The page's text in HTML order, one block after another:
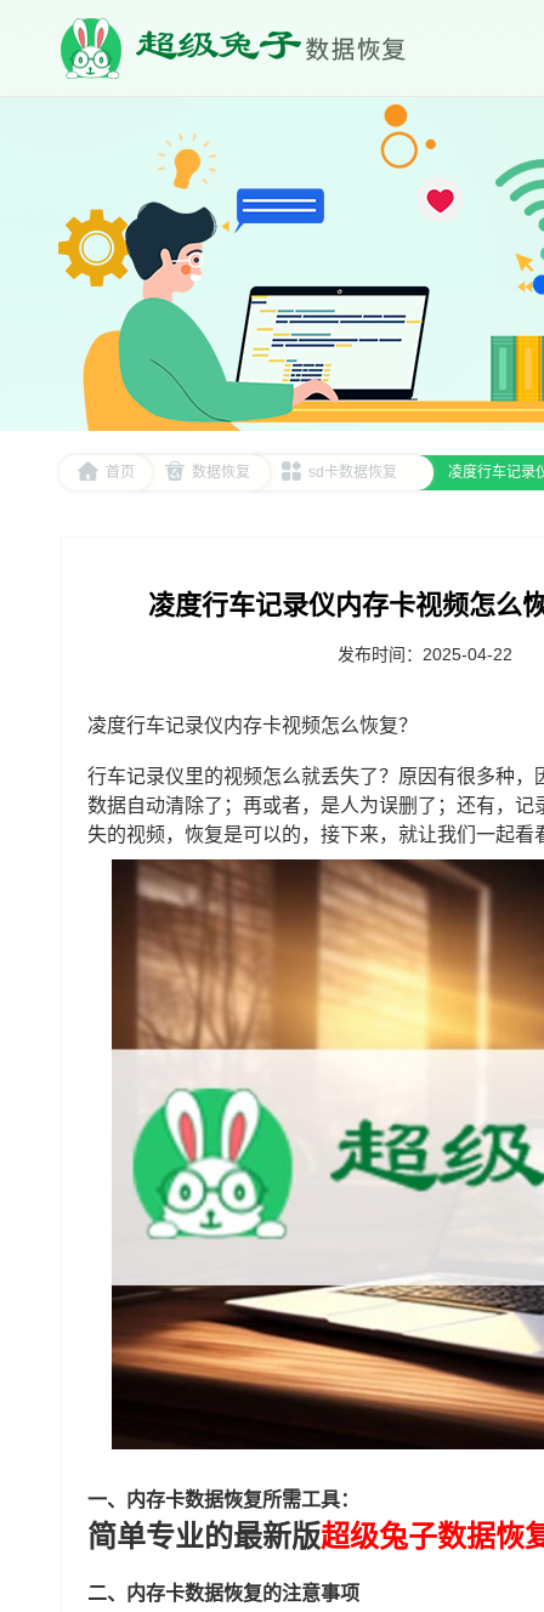
首页 数据恢复 sd卡数据恢复 凌度行车记录
凌度行车记录仪内存卡视频怎么
发布时间：2025-04-22
凌度行车记录仪内存卡视频怎么恢复？
行车记录仪里的视频怎么就丢失了？原因有很多种
数据自动清除了；再或者，是人为误删了；还有，
失的视频，恢复是可以的，接下来，就让我们一起看
一、内存卡数据恢复所需工具：
简单专业的最新版超级兔子数据恢
二、内存卡数据恢复的注意事项